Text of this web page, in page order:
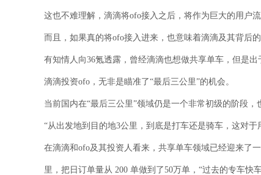
这也不难理解，滴滴将ofo接入之后，将作为巨大的用户
而且，如果真的将ofo接入进来，也意味着滴滴及其背后
有知情人向36氪透露，曾经滴滴也想做共享单车，但是
滴滴投资ofo，无非是瞄准了“最后三公里”的机会。
当前国内在“最后三公里”领域仍是一个非常初级的阶段
“从出发地到目的地3公里，到底是打车还是骑车，这对
在滴滴和ofo及其投资人看来，共享单车领域已经迎来了
里，把日订单量从 200 单做到了50万单，“过去的专车快